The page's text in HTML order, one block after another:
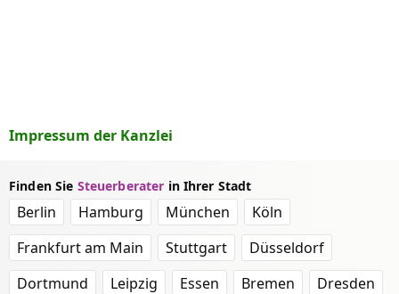
Impressum der Kanzlei
Finden Sie Steuerberater in Ihrer Stadt
Berlin Hamburg München
Köln
Frankfurt am Main
Stuttgart
Düsseldorf
Dortmund
Leipzig Essen Bremen
Dresden